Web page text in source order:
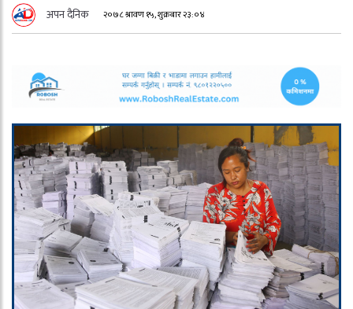
अपन दैनिक २०७८ श्रावण १५, शुक्रबार २३:०४